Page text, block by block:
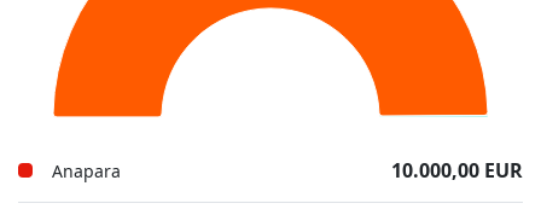
Anapara 10.000,00 EUR